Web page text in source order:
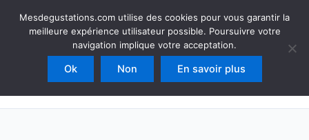
Mesdegustations
Dégustations, accords & autour du vin
Rechercher
Mesdegustations.com utilise des cookies pour vous garantir la
meilleure expérience utilisateur possible. Poursuivre votre
navigation implique votre acceptation.
Ok Non En savoir plus